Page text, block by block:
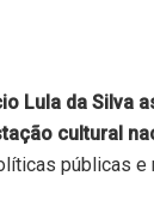
Lula da Silva
cultural
públicas